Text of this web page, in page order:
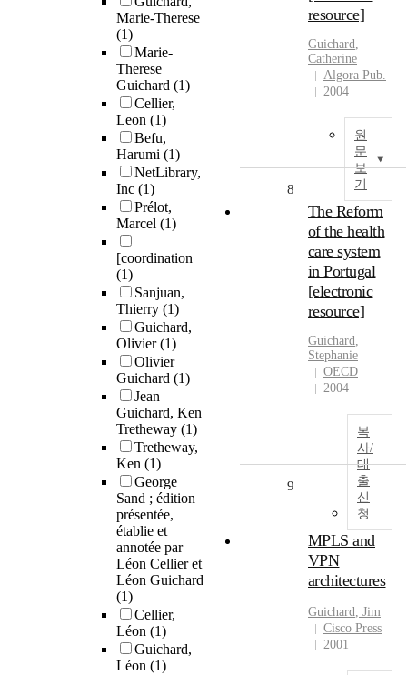
Marie-Therese
(1)
Marie-
Therese
Guichard (1)
Cellier,
Leon (1)
Befu,
Harumi (1)
NetLibrary,
Inc (1)
Prélot,
Marcel (1)
[coordination
(1)
Sanjuan,
Thierry (1)
Guichard,
Olivier(1)
Olivier
Guichard (1)
Jean
Guichard, Ken
Tretheway (1)
Tretheway,
Ken (1)
George
Sand ; édition
présentée,
établie et
annotée par
Léon Cellier et
Léon Guichard
(1)
Cellier,
Léon (1)
Guichard,
Léon (1)
resource]
Guichard,
Catherine
Algora Pub.
2004
원
문
보
기
8
The Reform
of the health
care system
in Portugal
[electronic
resource]
Guichard,
Stephanie
OECD
2004
복
사/
대
출
신
청
9
MPLS and
VPN
architectures
Guichard, Jim
Cisco Press
2001